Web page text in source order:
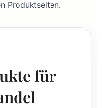
Produktseiten.
für